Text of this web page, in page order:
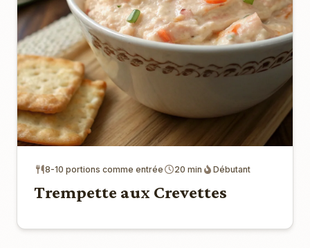
8-10 portions comme entrée 20 min Débutant
Trempette aux Crevettes